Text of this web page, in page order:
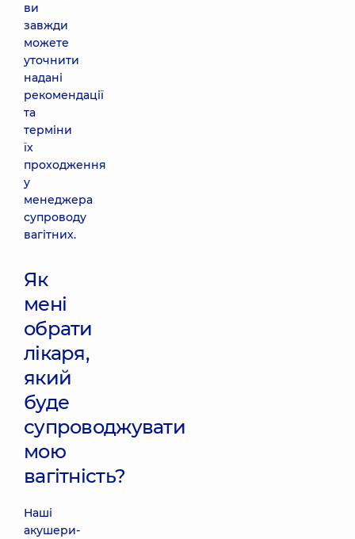
ви
завжди
можете
уточнити
надані
рекомендації
та
терміни
їх
проходження
у
менеджера
супроводу
вагітних.
Як
мені
обрати
лікаря,
який
буде
супроводжувати
мою
вагітність?
Наші
акушери-